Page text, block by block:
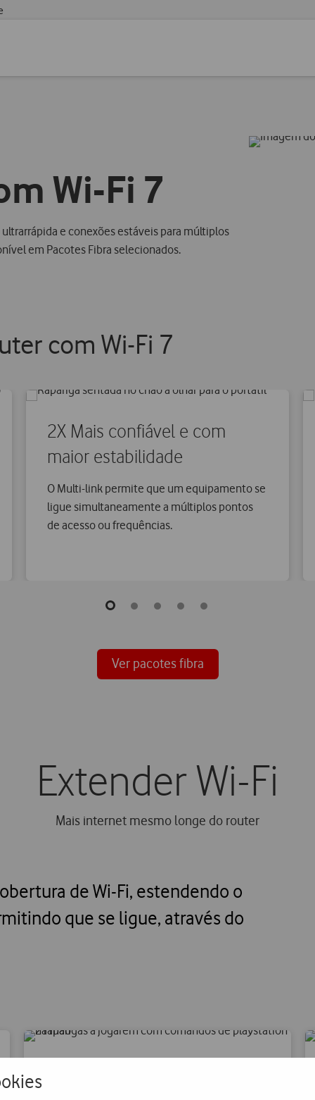
Wi-Fi 7
e conexões estáveis para múltiplos
em Pacotes Fibra selecionados.
com Wi-Fi 7
2X Mais confiável e com
maior estabilidade
O Multi-link permite que um equipamento se
ligue simultaneamente a múltiplos pontos
de acesso ou frequências.
go
0
go
1
go
2
go
3
go
4
Ver pacotes fibra
Extender Wi-Fi
Mais internet mesmo longe do router
de Wi-Fi, estendendo o
que se ligue, através do